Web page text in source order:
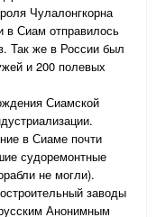
Чулалонгкорна
в Сиам отправилось
Так же в России был
и 200 полевых
Сиамской
в Сиаме почти
судоремонтные
не могли).
заводы
Анонимным